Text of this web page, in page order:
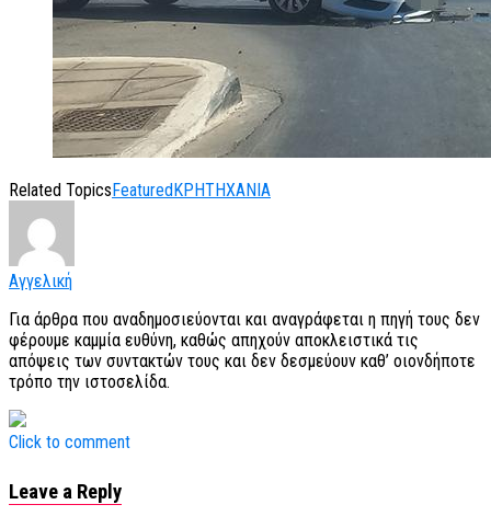
Related Topics Featured ΚΡΗΤΗΧΑΝΙΑ
Αγγελική
Για άρθρα που αναδημοσιεύονται και αναγράφεται η πηγή τους δεν
φέρουμε καμμία ευθύνη, καθώς απηχούν αποκλειστικά τις
απόψεις των συντακτών τους και δεν δεσμεύουν καθ’ οιονδήποτε
τρόπο την ιστοσελίδα.
Click to comment
Leave a Reply